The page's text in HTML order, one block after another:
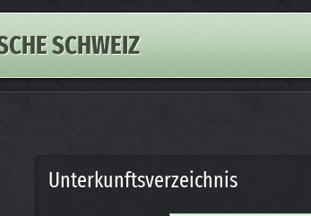
SCHWEIZ
Unterkunftsverzeichnis